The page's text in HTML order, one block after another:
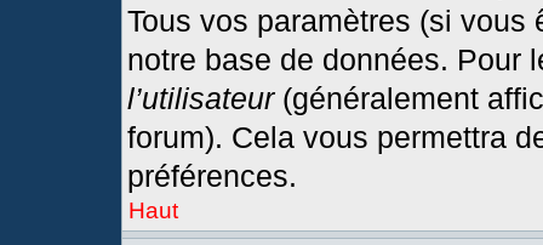
Tous vos paramètres (si
notre base de données. Pour
l’utilisateur(généralement
forum). Cela vous permettra
préférences.
Haut